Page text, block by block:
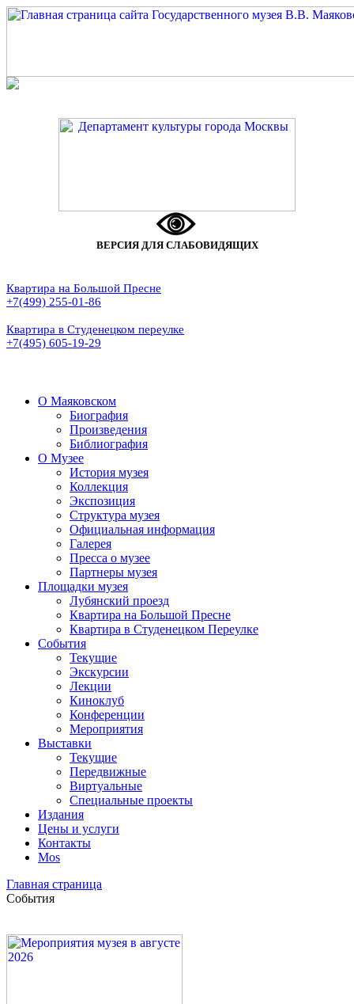
ВЕРСИЯ ДЛЯ СЛАБОВИДЯЩИХ
Квартира на Большой Пресне
+7(499) 255-01-86
Квартира в Студенецком переулке
+7(495) 605-19-29
О Маяковском
Биография
Произведения
Библиография
О Музее
История музея
Коллекция
Экспозиция
Структура музея
Официальная информация
Галерея
Пресса о музее
Партнеры музея
Площадки музея
Лубянский проезд
Квартира на Большой Пресне
Квартира в Студенецком Переулке
События
Текущие
Экскурсии
Лекции
Киноклуб
Конференции
Мероприятия
Выставки
Текущие
Передвижные
Виртуальные
Специальные проекты
Издания
Цены и услуги
Контакты
Mos
Главная страница
События